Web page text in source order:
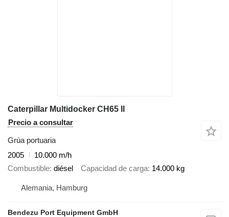
Caterpillar Multidocker CH65 II
Precio a consultar
Grúa portuaria
2005
10.000 m/h
Combustible diésel Capacidad de carga 14.000 kg
Alemania, Hamburg
Bendezu Port Equipment GmbH